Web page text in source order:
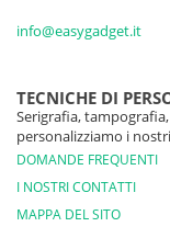
info@easygadget.it
TECNICHE DI
Serigrafia,
personalizziamo i
DOMANDE FREQUENTI
I NOSTRI CONTATTI
MAPPA DEL SITO